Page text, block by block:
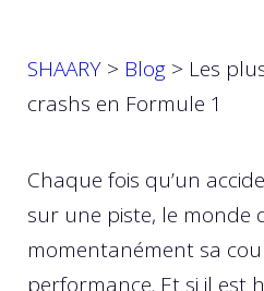
SHAARY > Blog > Les
crashs en Formule 1
Chaque fois qu’un
sur une piste, le monde
momentanément sa
performance. Et si il est